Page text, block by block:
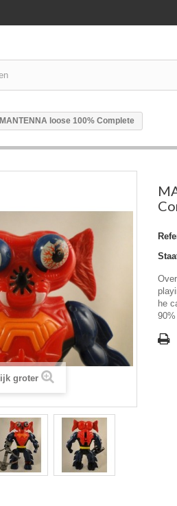
MANTENNA loose 100% Complete
groter
he